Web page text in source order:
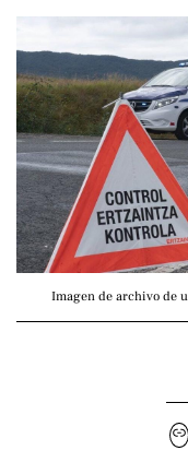
Imagen de archivo de